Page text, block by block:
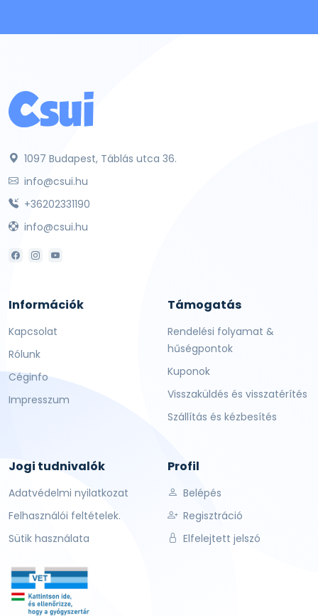
1097 Budapest, Táblás utca 36.
info@csui.hu
+36202331190
info@csui.hu
Információk
Kapcsolat
Rólunk
Céginfo
Impresszum
Támogatás
Rendelési folyamat &
hűségpontok
Kuponok
Visszaküldés és visszatérítés
Szállítás és kézbesítés
Jogi tudnivalók
Adatvédelmi nyilatkozat
Felhasználói feltételek.
Sütik használata
Profil
Belépés
Regisztráció
Elfelejtett jelszó